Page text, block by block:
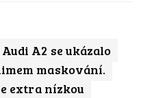
A2 se ukázalo
maskování.
extra nízkou